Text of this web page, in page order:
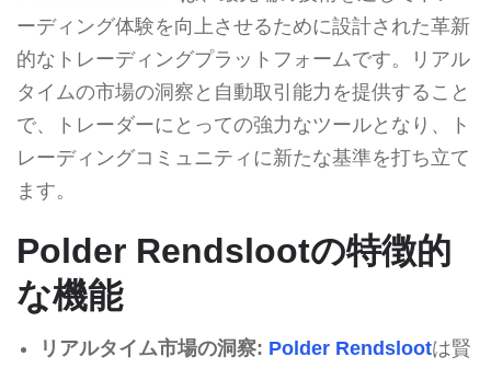
ーディング体験を向上させるために設計された革新
的なトレーディングプラットフォームです。リアル
タイムの市場の洞察と自動取引能力を提供すること
で、トレーダーにとっての強力なツールとなり、ト
レーディングコミュニティに新たな基準を打ち立て
ます。
Polder Rendslootの特徴的
な機能
リアルタイム市場の洞察: Polder Rendslootは賢